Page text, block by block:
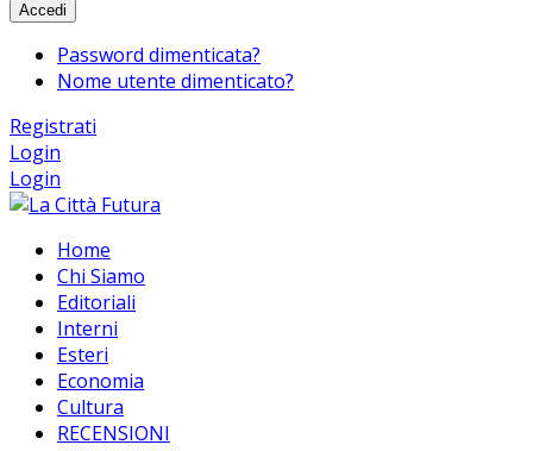
Accedi
Password dimenticata?
Nome utente dimenticato?
Registrati
Login
Login
Home
Chi Siamo
Editoriali
Interni
Esteri
Economia
Cultura
RECENSIONI